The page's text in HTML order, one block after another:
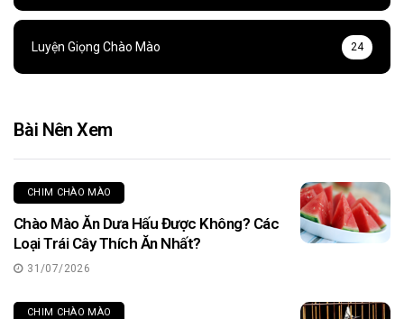
Luyện Giọng Chào Mào 24
Bài Nên Xem
CHIM CHÀO MÀO
Chào Mào Ăn Dưa Hấu Được Không? Các
Loại Trái Cây Thích Ăn Nhất?
31/07/2026
CHIM CHÀO MÀO